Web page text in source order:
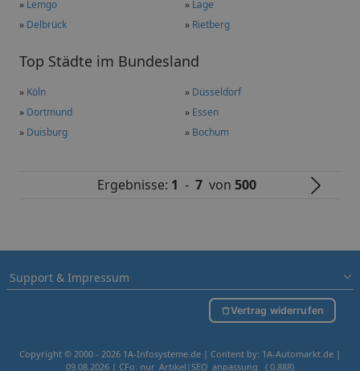
» Lemgo » Lage
» Delbrück » Rietberg
Top Städte im Bundesland
» Köln » Düsseldorf
» Dortmund » Essen
» Duisburg » Bochum
Ergebnisse: 1 - 7von 500
Support & Impressum
Vertrag widerrufen
Copyright © 2000 - 2026 1A-Infosysteme.de | Content by: 1A-Automarkt.de |
09.08.2026 | CFo: nur_Artikel|SEO_anpassung ( 0.888)